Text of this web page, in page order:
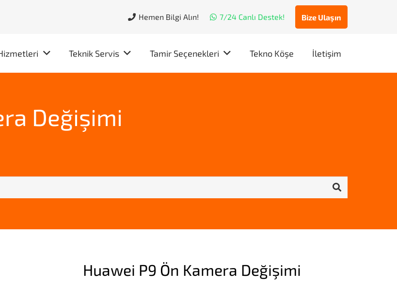
Hemen Bilgi Alın! 7/24 Canlı Destek! Bize Ulaşın
Teknik Servis Tamir Seçenekleri Tekno Köşe İletişim
Değişimi
Huawei P9 Ön Kamera Değişimi